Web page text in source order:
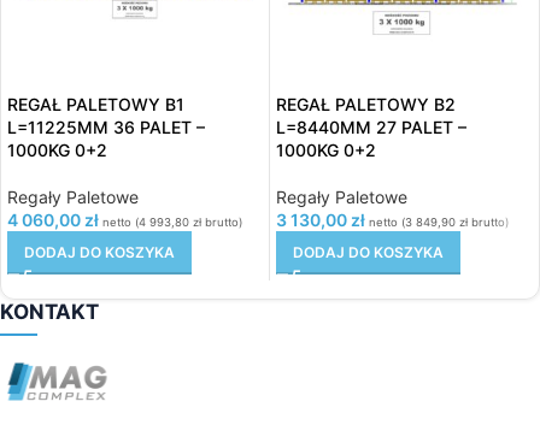
REGAŁ PALETOWY B1
L=11225MM 36 PALET –
1000KG 0+2
Regały Paletowe
4 060,00 zł netto (4 993,80 zł brutto)
DODAJ DO KOSZYKA
REGAŁ PALETOWY B2
L=8440MM 27 PALET –
1000KG 0+2
Regały Paletowe
3 130,00 zł netto (3 849,90 zł brutto)
DODAJ DO KOSZYKA
KONTAKT